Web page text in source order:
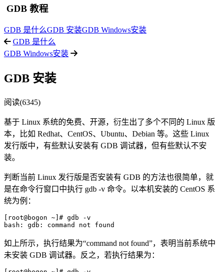
GDB 教程
GDB 是什么GDB 安装GDB Windows安装
GDB 是什么
GDB Windows安装
GDB 安装
阅读(6345)
基于 Linux 系统的免费、开源，衍生出了多个不同的 Linux 版
本，比如 Redhat、CentOS、Ubuntu、Debian 等。这些 Linux
发行版中，有些默认安装有 GDB 调试器，但有些默认不安
装。
判断当前 Linux 发行版是否安装有 GDB 的方法也很简单，就
是在命令行窗口中执行 gdb -v 命令。以本机安装的 CentOS 系
统为例：
[root@bogon ~]# gdb -v
如上所示，执行结果为“command not found”，表明当前系统中
未安装 GDB 调试器。反之，若执行结果为：